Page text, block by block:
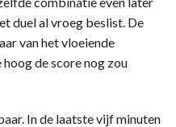
duel al vroeg beslist. De
van het vloeiende
de score nog zou
In de laatste vijf minuten